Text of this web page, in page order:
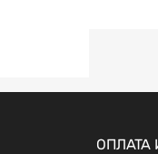
ОПЛАТА